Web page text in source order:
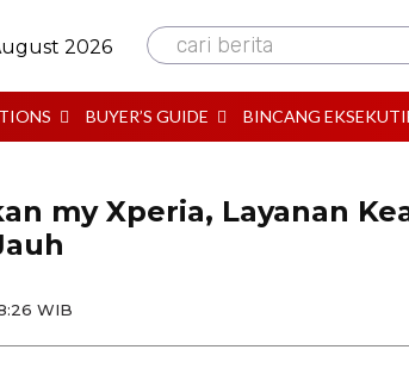
2026 cari berita
BUYER’S GUIDE BINCANG
my Xperia, Layanan
WIB